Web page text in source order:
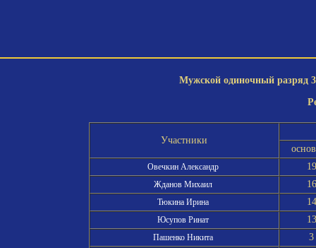
Мужской одиночный разряд
Участники
Овечкин Александр 19
Жданов Михаил 16
Тюкина Ирина 14
Юсупов Ринат 13
Пашенко Никита 3